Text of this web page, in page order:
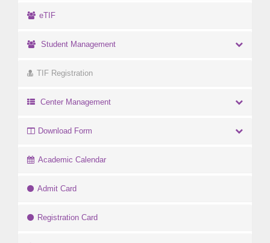
eTIF
Student Management
TIF Registration
Center Management
Download Form
Academic Calendar
Admit Card
Registration Card